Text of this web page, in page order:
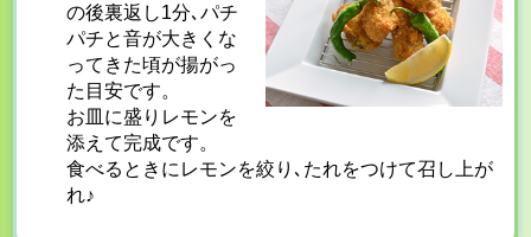
の後裏返し1分､パチ
パチと音が大きくな
ってきた頃が揚がっ
た目安です。
お皿に盛りレモンを
添えて完成です。
食べるときにレモンを絞り､たれをつけて召し上が
れ♪